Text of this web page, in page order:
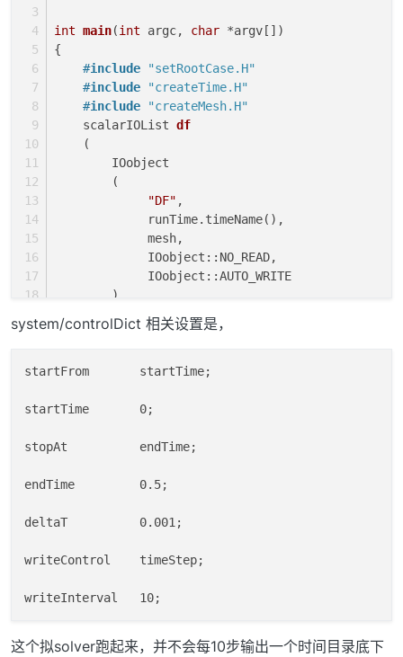
int main(int argc, char *argv[])
{
#include
"setRootCase.H"
#include
"createTime.H"
#include
"createMesh.H"
scalarIOList df
(
        IOobject
        (
"DF" ,
             runTime.timeName(),
             mesh,
             IOobject::NO_READ,
             IOobject::AUTO_WRITE
        )
    )
while(runTime.run())
        runTime++;
    }
;
system/controlDict 相关设置是，
startFrom       startTime;
startTime       0;
stopAt          endTime;
endTime         0.5;
deltaT          0.001;
writeControl    timeStep;
这个拟solver跑起来，并不会每10步输出一个时间目录底下